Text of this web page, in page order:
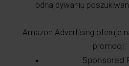
odnajdywaniu
Amazon Advertising oferuje
promocji:
Sponsored